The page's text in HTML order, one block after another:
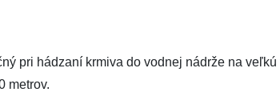
pri hádzaní krmiva do vodnej nádrže na
metrov.